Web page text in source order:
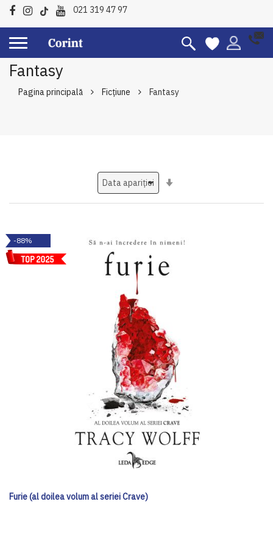
021 319 47 97
Fantasy
Pagina principală Ficțiune Fantasy
-88%
Furie (al doilea volum al seriei Crave)